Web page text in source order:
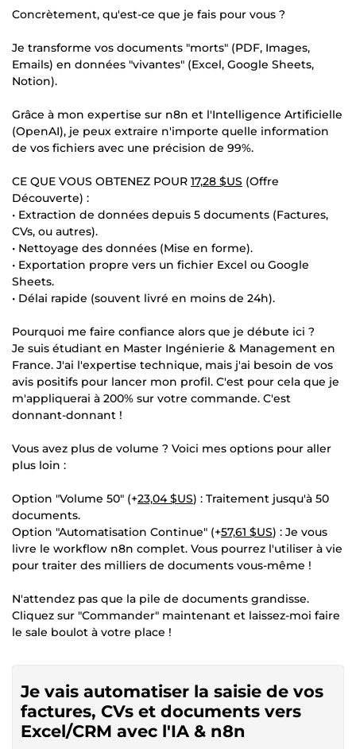
Concrètement, qu'est-ce que je fais pour vous ?
Je transforme vos documents "morts" (PDF, Images,
Emails) en données "vivantes" (Excel, Google Sheets,
Notion).
Grâce à mon expertise sur n8n et l'Intelligence Artificielle
(OpenAI), je peux extraire n'importe quelle information
de vos fichiers avec une précision de 99%.
CE QUE VOUS OBTENEZ POUR 17,28 $US (Offre
Découverte) :
• Extraction de données depuis 5 documents (Factures,
CVs, ou autres).
• Nettoyage des données (Mise en forme).
• Exportation propre vers un fichier Excel ou Google
Sheets.
• Délai rapide (souvent livré en moins de 24h).
Pourquoi me faire confiance alors que je débute ici ?
Je suis étudiant en Master Ingénierie & Management en
France. J'ai l'expertise technique, mais j'ai besoin de vos
avis positifs pour lancer mon profil. C'est pour cela que je
m'appliquerai à 200% sur votre commande. C'est
donnant-donnant !
Vous avez plus de volume ? Voici mes options pour aller
plus loin :
Option "Volume 50" (+23,04 $US) : Traitement jusqu'à 50
documents.
Option "Automatisation Continue" (+57,61 $US) : Je vous
livre le workflow n8n complet. Vous pourrez l'utiliser à vie
pour traiter des milliers de documents vous-même !
N'attendez pas que la pile de documents grandisse.
Cliquez sur "Commander" maintenant et laissez-moi faire
le sale boulot à votre place !
Je vais automatiser la saisie de vos
factures, CVs et documents vers
Excel/CRM avec l'IA & n8n